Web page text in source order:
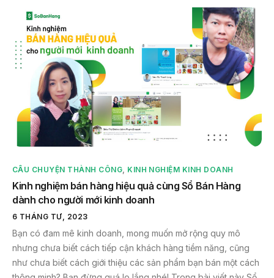
CÂU CHUYỆN THÀNH CÔNG KINH NGHIỆM KINH DOANH
Kinh nghiệm bán hàng hiệu quả cùng Sổ Bán Hàng
dành cho người mới kinh doanh
6 THÁNG TƯ, 2023
Bạn có đam mê kinh doanh, mong muốn mở rộng quy mô
nhưng chưa biết cách tiếp cận khách hàng tiềm năng, cũng
như chưa biết cách giới thiệu các sản phẩm bạn bán một cách